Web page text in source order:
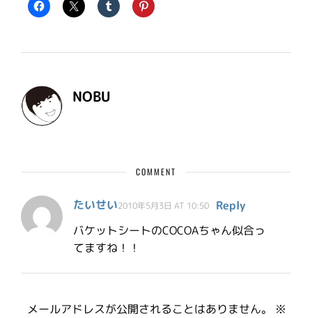
NOBU
COMMENT
たいせい2010年5月3日 AT 10:50
Reply
バケットシートのCOCOAちゃん似合っ
てますね！！
メールアドレスが公開されることはありません。
※